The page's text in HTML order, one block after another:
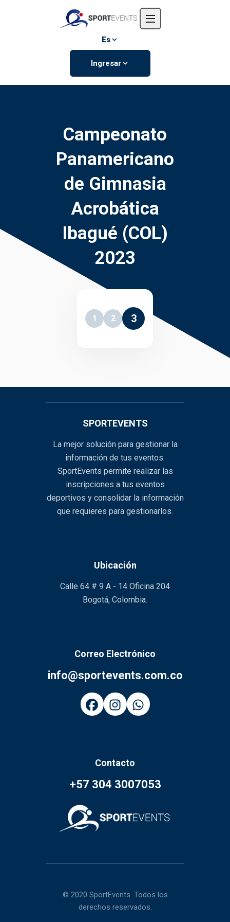
Eventos
Es
Ingresar
Campeonato
Panamericano
de Gimnasia
Acrobática
Ibagué (COL)
2023
1 2 3
SPORTEVENTS
La mejor solución para gestionar la
información de tus eventos.
SportEvents permite realizar las
inscripciones a tus eventos
deportivos y consolidar la información
que requieres para gestionarlos.
Ubicación
Calle 64 # 9 A - 14 Oficina 204
Bogotá, Colombia.
Correo Electrónico
info@sportevents.com.co
Contacto
+57 304 3007053
© 2020 SportEvents. Todos los
derechos reservados.